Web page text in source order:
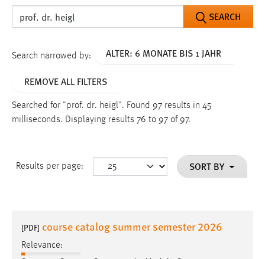
SEARCH
Search narrowed by: ALTER: 6 MONATE BIS 1 JAHR
REMOVE ALL FILTERS
Searched for "prof. dr. heigl". Found 97 results in 45
milliseconds. Displaying results 76 to 97 of 97.
Results per page: SORT BY
[PDF] course catalog summer semester 2026
Relevance: